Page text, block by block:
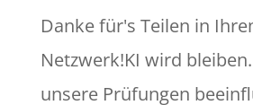
Danke für's Teilen in
Netzwerk!KI wird
unsere Prüfungen